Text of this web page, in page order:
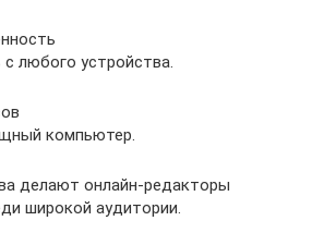
любого устройства.
компьютер.
делают онлайн-редакторы
широкой аудитории.